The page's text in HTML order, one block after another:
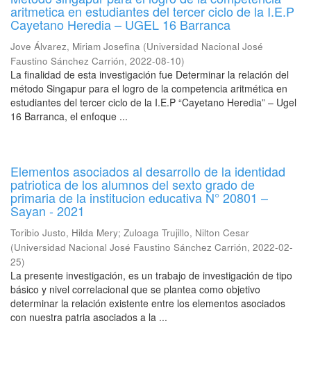
aritmetica en estudiantes del tercer ciclo de la I.E.P
Cayetano Heredia – UGEL 16 Barranca
Jove Álvarez, Miriam Josefina (Universidad Nacional José
Faustino Sánchez Carrión, 2022-08-10)
La finalidad de esta investigación fue Determinar la relación del
método Singapur para el logro de la competencia aritmética en
estudiantes del tercer ciclo de la I.E.P “Cayetano Heredia” – Ugel
16 Barranca, el enfoque ...
Elementos asociados al desarrollo de la identidad
patriotica de los alumnos del sexto grado de
primaria de la institucion educativa N° 20801 –
Sayan - 2021
Toribio Justo, Hilda Mery; Zuloaga Trujillo, Nilton Cesar
(Universidad Nacional José Faustino Sánchez Carrión, 2022-02-
25)
La presente investigación, es un trabajo de investigación de tipo
básico y nivel correlacional que se plantea como objetivo
determinar la relación existente entre los elementos asociados
con nuestra patria asociados a la ...